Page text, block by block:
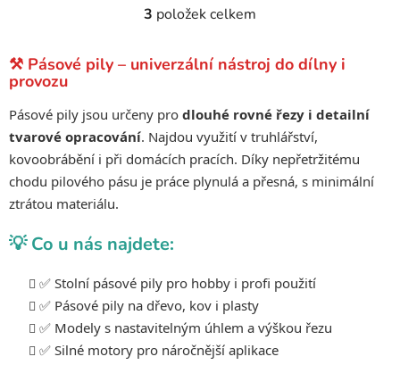
O
l
a
c
í
p
v
ý
p
i
s
3 položek celkem
⚒️ Pásové pily – univerzální nástroj do dílny i
provozu
Pásové pily jsou určeny pro dlouhé rovné řezy i detailní
tvarové opracování. Najdou využití v truhlářství,
kovoobrábění i při domácích pracích. Díky nepřetržitému
chodu pilového pásu je práce plynulá a přesná, s minimální
ztrátou materiálu.
💡 Co u nás najdete:
✅ Stolní pásové pily pro hobby i profi použití
✅ Pásové pily na dřevo, kov i plasty
✅ Modely s nastavitelným úhlem a výškou řezu
✅ Silné motory pro náročnější aplikace